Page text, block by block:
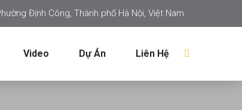
Định Công, Thành phố Hà Nội, Việt Nam
Video Dự Án Liên Hệ